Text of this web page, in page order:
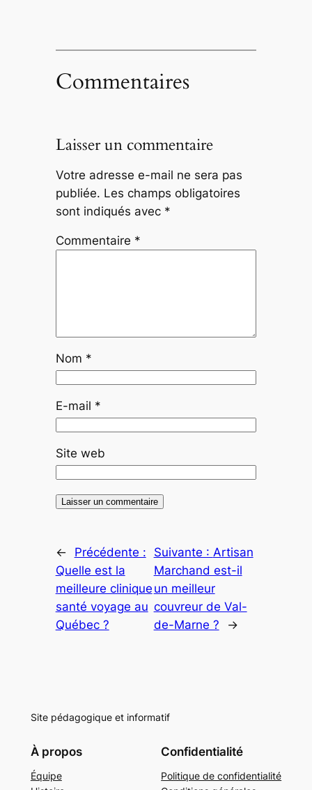
Commentaires
Laisser un commentaire
Votre adresse e-mail ne sera pas
publiée. Les champs obligatoires
sont indiqués avec *
Commentaire *
Nom *
E-mail *
Site web
←
Précédente :
Quelle est la
meilleure clinique
santé voyage au
Québec ?
Suivante : Artisan
Marchand est-il
un meilleur
couvreur de Val-
de-Marne ?
→
Site pédagogique et informatif
À propos
Équipe
Confidentialité
Politique de confidentialité